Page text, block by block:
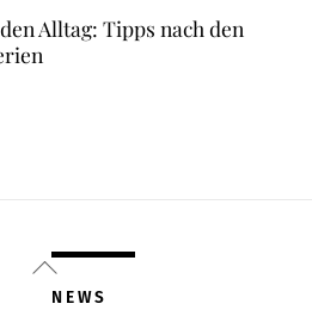
Alltag: Tipps nach den
Back
To
NEWS